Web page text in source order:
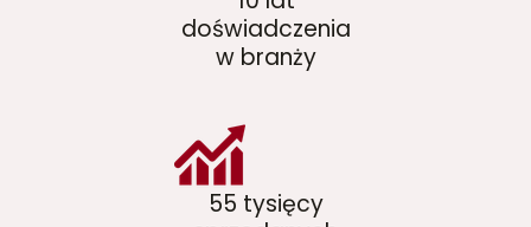
doświadczenia
w branży
55 tysięcy